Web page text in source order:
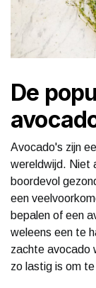
De
Avocado's zijn
wereldwijd. Niet
boordevol
een
bepalen of een
weleens een te
zachte avocado
zo lastig is om